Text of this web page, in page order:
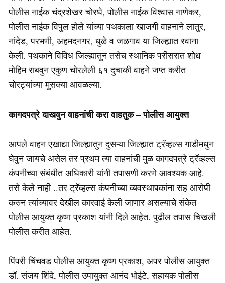
पोलीस नाईक चंद्रशेखर चोरघे, पोलीस नाईक विश्वास नाणेकर,
पोलीस नाईक विपुल होले यांच्या पथकाला खाजगी वाहनाने लातुर,
नांदेड, परभणी, अहमदनगर, धुळे व जळगाव या जिल्ह्यात रवाना
केली. पथकाने विविध जिल्ह्यातुन तसेच स्थानिक परीसरात शोध
मोहिम राबवुन एकुण चोरलेली ६१ दुचाकी वाहने जप्त करीत
चोरट्यांच्या मुसक्या आवळल्या.
कागदपत्रे दाखवुन वाहनांची करा वाहतुक – पोलीस आयुक्त
आपले वाहन एखाद्या जिल्ह्यातुन दुसऱ्या जिल्ह्यात ट्रॅव्हल्स गाडीमधुन
घेवुन जायचे असेल तर प्रथम त्या वाहनांची मुळ कागदपत्रे ट्रॅव्हल्स
कंपनीच्या संबंधीत अधिकारी यांनी तपासणी करणे आवश्यक आहे.
तसे केले नाही ..तर ट्रॅव्हल्स कंपनीच्या व्यवस्थापकांना सह आरोपी
करुन त्यांच्यावर देखील कारवाई केली जाणार असल्याचे संकेत
पोलीस आयुक्त कृष्ण प्रकाश यांनी दिले आहेत. पुढील तपास चिखली
पोलीस करीत आहेत.
पिंपरी चिंचवड पोलीस आयुक्त कृष्ण प्रकाश, अपर पोलीस आयुक्त
डॉ. संजय शिंदे, पोलीस उपायुक्त आनंद भोईटे, सहायक पोलीस